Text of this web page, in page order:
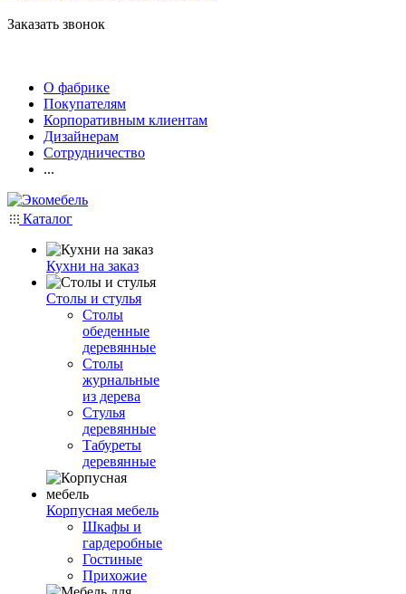
Заказать звонок
О фабрике
Покупателям
Корпоративным клиентам
Дизайнерам
Сотрудничество
...
Каталог
Кухни на заказ
Столы и стулья
Столы
обеденные
деревянные
Столы
журнальные
из дерева
Стулья
деревянные
Табуреты
деревянные
Корпусная мебель
Шкафы и
гардеробные
Гостиные
Прихожие